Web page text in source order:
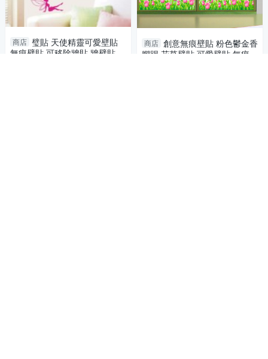
商店 璧貼 天使精靈可愛壁貼
無痕壁貼 可移除牆貼 牆壁貼紙
商店 創意無痕壁貼 粉色鬱金香
腳踢 花草壁貼 可愛壁貼 無痕壁